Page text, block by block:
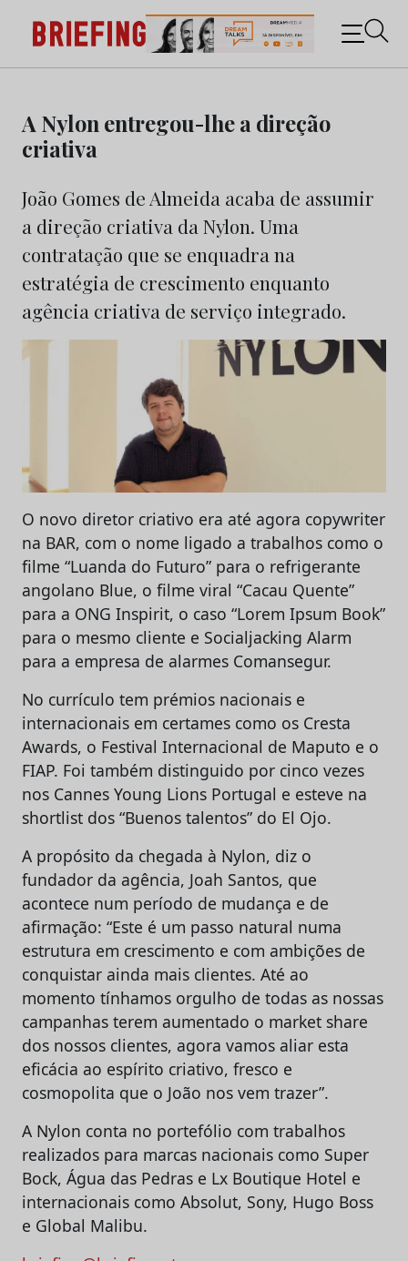
content
Briefing: Todas as notícias sobre os negócios do
Marketing e da Publicidade
A Nylon entregou-lhe a direção
criativa
João Gomes de Almeida acaba de assumir
a direção criativa da Nylon. Uma
contratação que se enquadra na
estratégia de crescimento enquanto
agência criativa de serviço integrado.
O novo diretor criativo era até agora copywriter
na BAR, com o nome ligado a trabalhos como o
filme “Luanda do Futuro” para o refrigerante
angolano Blue, o filme viral “Cacau Quente”
para a ONG Inspirit, o caso “Lorem Ipsum Book”
para o mesmo cliente e Socialjacking Alarm
para a empresa de alarmes Comansegur.
No currículo tem prémios nacionais e
internacionais em certames como os Cresta
Awards, o Festival Internacional de Maputo e o
FIAP. Foi também distinguido por cinco vezes
nos Cannes Young Lions Portugal e esteve na
shortlist dos “Buenos talentos” do El Ojo.
A propósito da chegada à Nylon, diz o
fundador da agência, Joah Santos, que
acontece num período de mudança e de
afirmação: “Este é um passo natural numa
estrutura em crescimento e com ambições de
conquistar ainda mais clientes. Até ao
momento tínhamos orgulho de todas as nossas
campanhas terem aumentado o market share
dos nossos clientes, agora vamos aliar esta
eficácia ao espírito criativo, fresco e
cosmopolita que o João nos vem trazer”.
A Nylon conta no portefólio com trabalhos
realizados para marcas nacionais como Super
Bock, Água das Pedras e Lx Boutique Hotel e
internacionais como Absolut, Sony, Hugo Boss
e Global Malibu.